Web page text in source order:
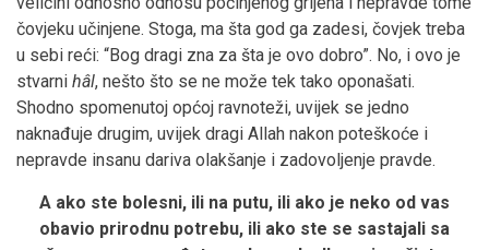
čovjeku učinjene. Stoga, ma šta god ga zadesi, čovjek treba
u sebi reći: “Bog dragi zna za šta je ovo dobro”. No, i ovo je
stvarni hâl, nešto što se ne može tek tako oponašati.
Shodno spomenutoj općoj ravnoteži, uvijek se jedno
naknađuje drugim, uvijek dragi Allah nakon poteškoće i
nepravde insanu dariva olakšanje i zadovoljenje pravde.
A ako ste bolesni, ili na putu, ili ako je neko od vas
obavio prirodnu potrebu, ili ako ste se sastajali sa